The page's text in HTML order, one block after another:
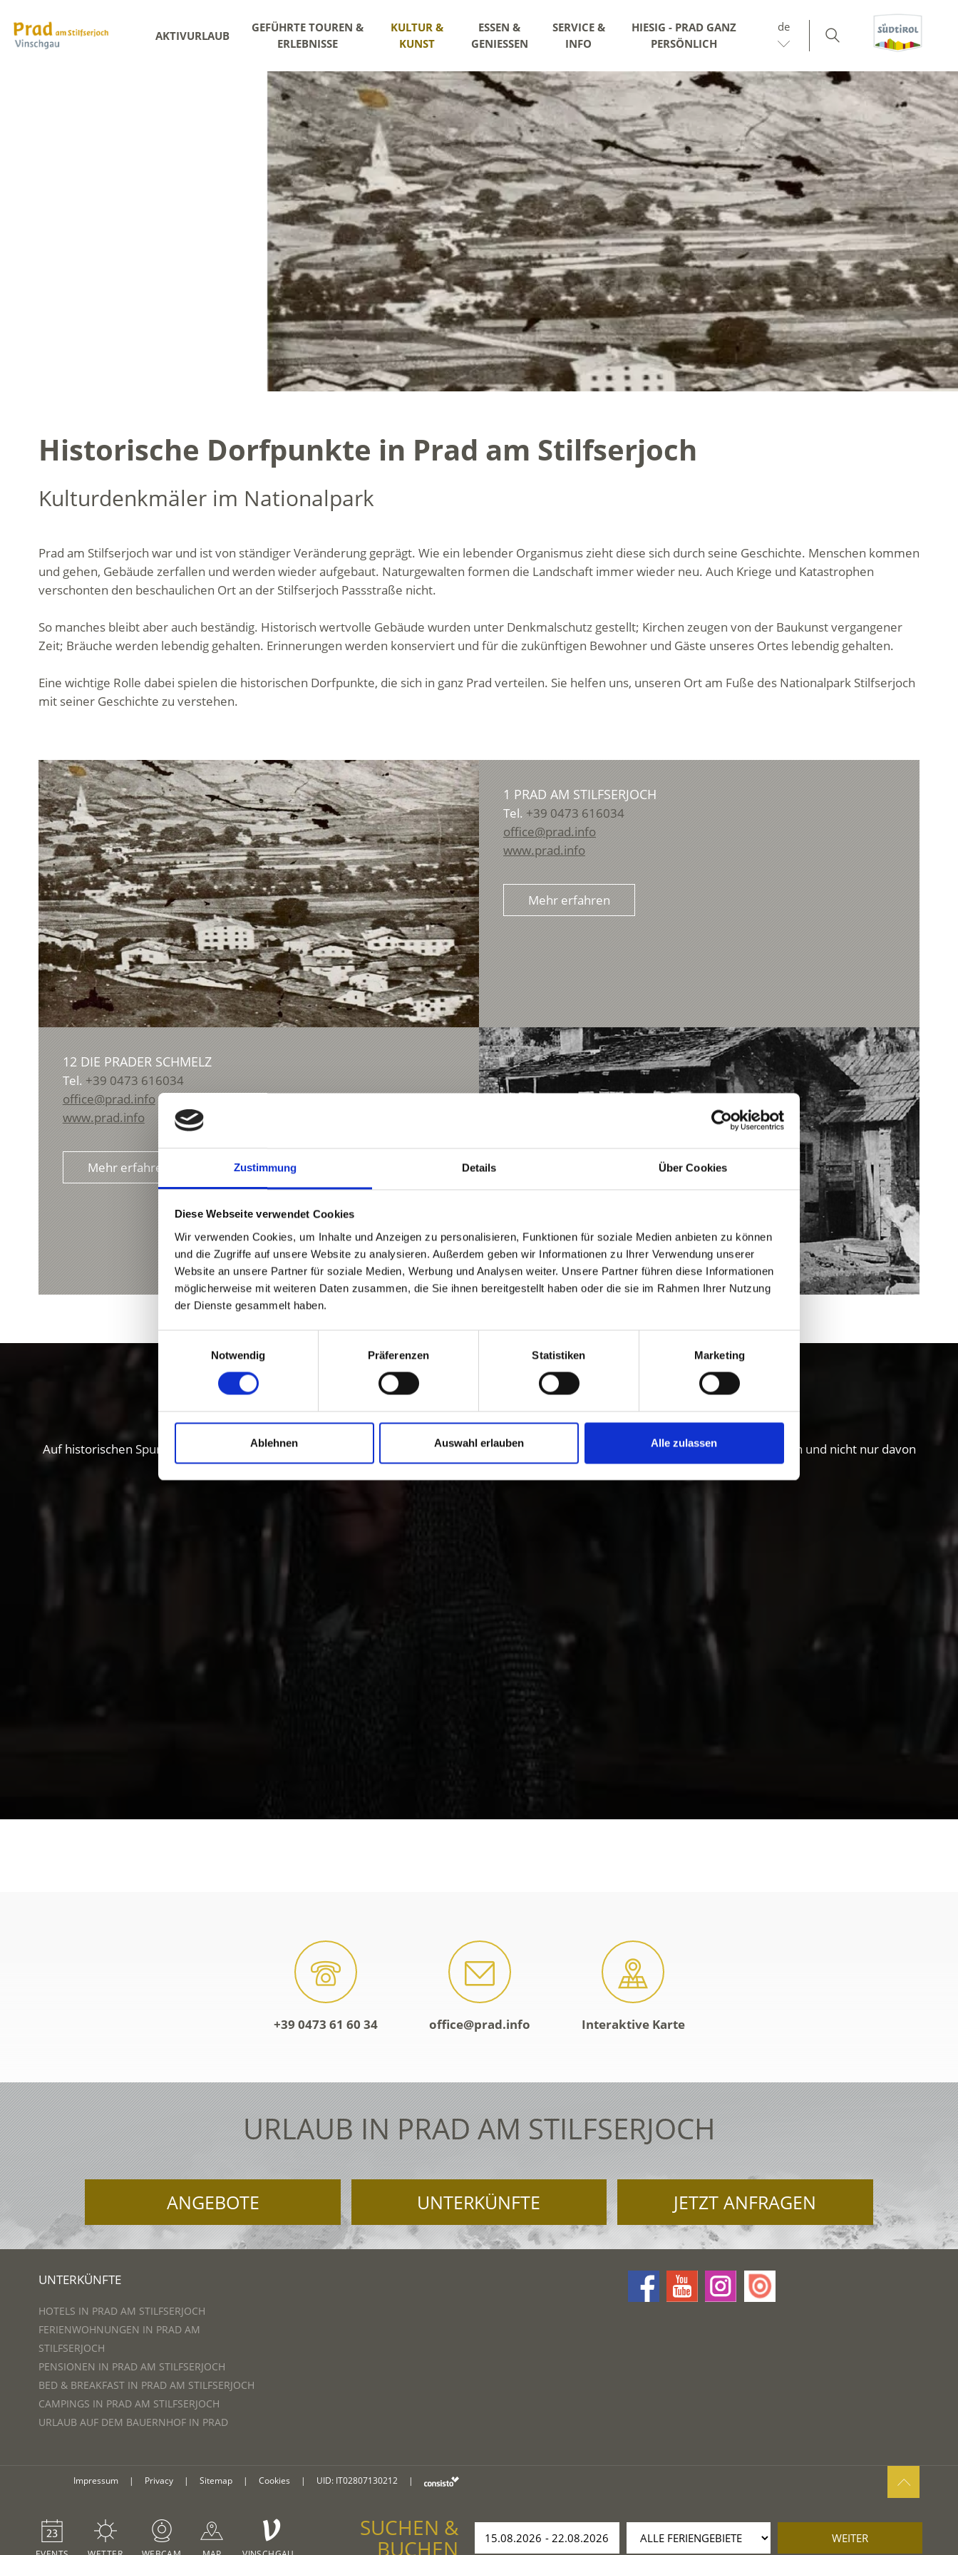
Zustimmung Details Über Cookies
Diese Webseite verwendet Cookies
Wir verwenden Cookies, um Inhalte und Anzeigen zu personalisieren, Funktionen für soziale Medien anbieten zu können
und die Zugriffe auf unsere Website zu analysieren. Außerdem geben wir Informationen zu Ihrer Verwendung unserer
Website an unsere Partner für soziale Medien, Werbung und Analysen weiter. Unsere Partner führen diese Informationen
möglicherweise mit weiteren Daten zusammen, die Sie ihnen bereitgestellt haben oder die sie im Rahmen Ihrer Nutzung
der Dienste gesammelt haben.
Notwendig
Präferenzen Statistiken Marketing
Ablehnen Auswahl erlauben Alle zulassen
AKTIVURLAUB
GEFÜHRTE TOUREN &
ERLEBNISSE
KULTUR &
KUNST
ESSEN &
GENIESSEN
SERVICE &
INFO
HIESIG - PRAD GANZ
PERSÖNLICH
de
Historische Dorfpunkte in Prad am Stilfserjoch
Kulturdenkmäler im Nationalpark
Prad am Stilfserjoch war und ist von ständiger Veränderung geprägt. Wie ein lebender Organismus zieht diese sich durch seine Geschichte. Menschen kommen
und gehen, Gebäude zerfallen und werden wieder aufgebaut. Naturgewalten formen die Landschaft immer wieder neu. Auch Kriege und Katastrophen
verschonten den beschaulichen Ort an der Stilfserjoch Passstraße nicht.
So manches bleibt aber auch beständig. Historisch wertvolle Gebäude wurden unter Denkmalschutz gestellt; Kirchen zeugen von der Baukunst vergangener
Zeit; Bräuche werden lebendig gehalten. Erinnerungen werden konserviert und für die zukünftigen Bewohner und Gäste unseres Ortes lebendig gehalten.
Eine wichtige Rolle dabei spielen die historischen Dorfpunkte, die sich in ganz Prad verteilen. Sie helfen uns, unseren Ort am Fuße des Nationalpark Stilfserjoch
mit seiner Geschichte zu verstehen.
1 PRAD AM STILFSERJOCH
Tel. +39 0473 616034
office@prad.info
www.prad.info
Mehr erfahren
12 DIE PRADER SCHMELZ
Tel. +39 0473 616034
office@prad.info
www.prad.info
Mehr erfahren
Kultur und Brauchtum im Vinschgau erleben
Auf historischen Spuren im Vinschgau. Ab nach Südtirol um persönlich zahlreiche Kulturstätten und die Vinschger Lebensart zu entdecken und nicht nur davon
zu träumen.
+39 0473 61 60 34 office@prad.info Interaktive Karte
URLAUB IN PRAD AM STILFSERJOCH
ANGEBOTE UNTERKÜNFTE JETZT ANFRAGEN
UNTERKÜNFTE
HOTELS IN PRAD AM STILFSERJOCH
FERIENWOHNUNGEN IN PRAD AM
STILFSERJOCH
PENSIONEN IN PRAD AM STILFSERJOCH
BED & BREAKFAST IN PRAD AM STILFSERJOCH
CAMPINGS IN PRAD AM STILFSERJOCH
URLAUB AUF DEM BAUERNHOF IN PRAD
Impressum | Privacy | Sitemap | Cookies | UID: IT02807130212 |
V SUCHEN &
BUCHEN WEITER